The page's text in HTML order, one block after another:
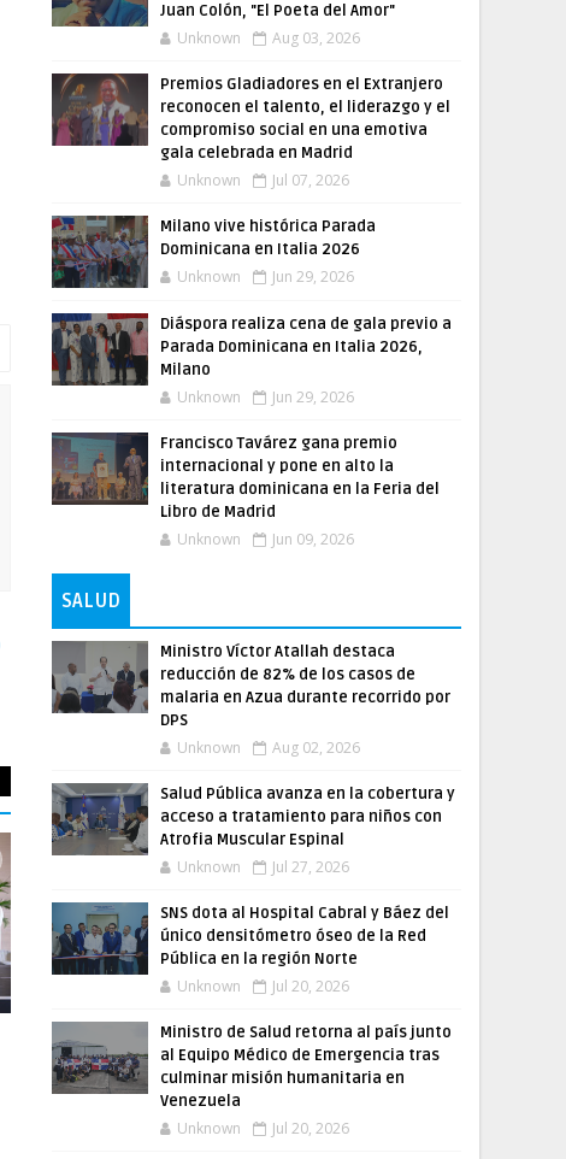
Juan Colón, "El Poeta del Amor"
Unknown Aug 03, 2026
Premios Gladiadores en el Extranjero
reconocen el talento, el liderazgo y el
compromiso social en una emotiva
gala celebrada en Madrid
Unknown Jul 07, 2026
Milano vive histórica Parada
Dominicana en Italia 2026
Unknown Jun 29, 2026
Diáspora realiza cena de gala previo a
Parada Dominicana en Italia 2026,
Milano
Unknown Jun 29, 2026
Francisco Tavárez gana premio
internacional y pone en alto la
literatura dominicana en la Feria del
Libro de Madrid
Unknown Jun 09, 2026
SALUD
Ministro Víctor Atallah destaca
reducción de 82% de los casos de
malaria en Azua durante recorrido por
DPS
Unknown Aug 02, 2026
Salud Pública avanza en la cobertura y
acceso a tratamiento para niños con
Atrofia Muscular Espinal
Unknown Jul 27, 2026
SNS dota al Hospital Cabral y Báez del
único densitómetro óseo de la Red
Pública en la región Norte
Unknown Jul 20, 2026
Ministro de Salud retorna al país junto
al Equipo Médico de Emergencia tras
culminar misión humanitaria en
Venezuela
Unknown Jul 20, 2026